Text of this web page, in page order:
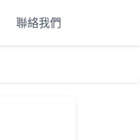
聯絡我們